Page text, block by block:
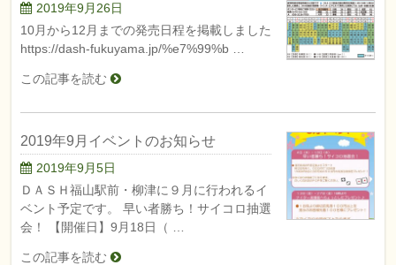
2019年9月26日
10月から12月までの発売日程を掲載しました
https://dash-fukuyama.jp/%e7%99%b …
この記事を読む
2019年9月イベントのお知らせ
2019年9月5日
ＤＡＳＨ福山駅前・柳津に９月に行われるイ
ベント予定です。 早い者勝ち！サイコロ抽選
会！ 【開催日】9月18日（ …
この記事を読む